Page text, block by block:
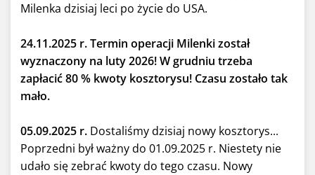
Milenka dzisiaj leci po życie do USA.
24.11.2025 r. Termin operacji Milenki został
wyznaczony na luty 2026! W grudniu trzeba
zapłacić 80 % kwoty kosztorysu! Czasu zostało tak
mało.
05.09.2025 r. Dostaliśmy dzisiaj nowy kosztorys...
Poprzedni był ważny do 01.09.2025 r. Niestety nie
udało się zebrać kwoty do tego czasu. Nowy